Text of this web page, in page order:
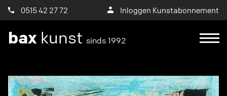
0515 42 27 72 Inloggen Kunstabonnement
bax kunst sinds 1992